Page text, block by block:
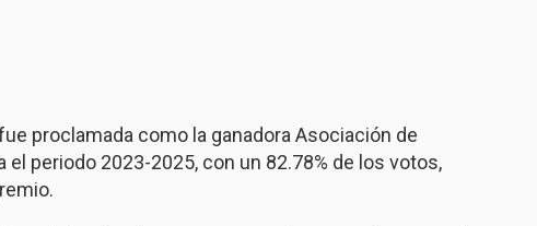
proclamada como la ganadora Asociación de
el periodo 2023-2025, con un 82.78% de los votos,